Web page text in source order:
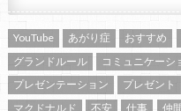
YouTube あがり症 おすすめ
グランドルール
コミュニケーシ
プレゼンテーション
プレゼント
マクドナルド
不安 仕事 仲